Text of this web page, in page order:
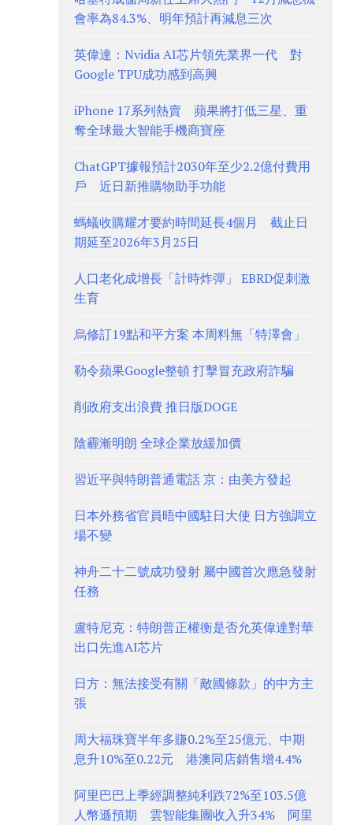
會率為84.3%、明年預計再減息三次
英偉達：Nvidia AI芯片領先業界一代 對
Google TPU成功感到高興
iPhone 17系列熱賣 蘋果將打低三星、重
奪全球最大智能手機商寶座
ChatGPT據報預計2030年至少2.2億付費用
戶 近日新推購物助手功能
螞蟻收購耀才要約時間延長4個月 截止日
期延至2026年3月25日
人口老化成增長「計時炸彈」 EBRD促刺激
生育
烏修訂19點和平方案 本周料無「特澤會」
勒令蘋果Google整頓 打擊冒充政府詐騙
削政府支出浪費 推日版DOGE
陰霾漸明朗 全球企業放緩加價
習近平與特朗普通電話 京：由美方發起
日本外務省官員晤中國駐日大使 日方強調立
場不變
神舟二十二號成功發射 屬中國首次應急發射
任務
盧特尼克：特朗普正權衡是否允英偉達對華
出口先進AI芯片
日方：無法接受有關「敵國條款」的中方主
張
周大福珠寶半年多賺0.2%至25億元、中期
息升10%至0.22元 港澳同店銷售增4.4%
阿里巴巴上季經調整純利跌72%至103.5億
人幣遜預期 雲智能集團收入升34% 阿里